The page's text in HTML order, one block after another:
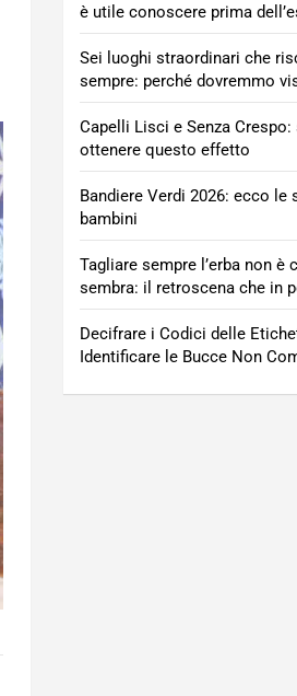
è utile conoscere prima
Sei luoghi straordinari che
sempre: perché dovremmo
Capelli Lisci e Senza
ottenere questo effetto
Bandiere Verdi 2026: ecco le
bambini
Tagliare sempre l’erba non
sembra: il retroscena che in
Decifrare i Codici delle
Identificare le Bucce Non